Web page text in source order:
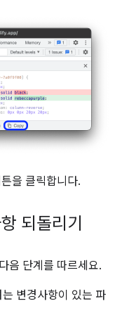
을 클릭합니다.
되돌리기
음 단계를 따르세요.
변경사항이 있는 파